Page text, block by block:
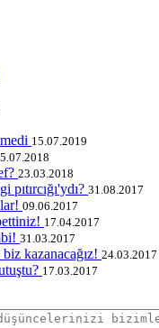
15.07.2019
23.03.2018
31.08.2017
09.06.2017
17.04.2017
31.03.2017
kazanacağız! 24.03.2017
17.03.2017